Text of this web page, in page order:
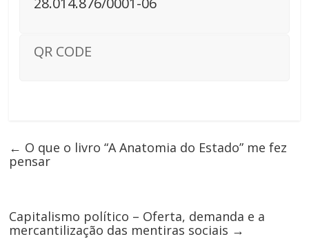
QR CODE
← O que o livro “A Anatomia do Estado” me fez
pensar
Capitalismo político – Oferta, demanda e a
mercantilização das mentiras sociais →